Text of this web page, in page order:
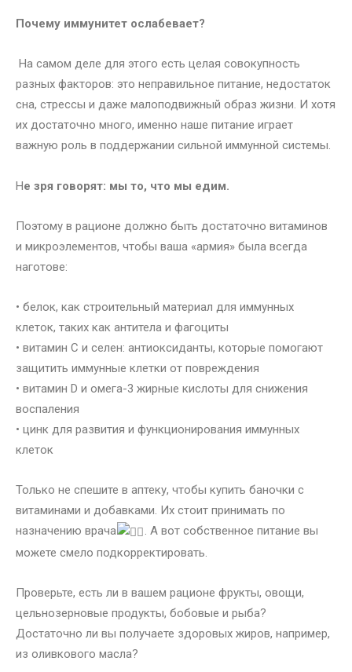
Почему иммунитет ослабевает?
На самом деле для этого есть целая совокупность
разных факторов: это неправильное питание, недостаток
сна, стрессы и даже малоподвижный образ жизни. И хотя
их достаточно много, именно наше питание играет
важную роль в поддержании сильной иммунной системы.
Не зря говорят: мы то, что мы едим.
Поэтому в рационе должно быть достаточно витаминов
и микроэлементов, чтобы ваша «армия» была всегда
наготове:
• белок, как строительный материал для иммунных
клеток, таких как антитела и фагоциты
• витамин C и селен: антиоксиданты, которые помогают
защитить иммунные клетки от повреждения
• витамин D и омега-3 жирные кислоты для снижения
воспаления
• цинк для развития и функционирования иммунных
клеток
Только не спешите в аптеку, чтобы купить баночки с
витаминами и добавками. Их стоит принимать по
назначению врача
. А вот собственное питание вы
можете смело подкорректировать.
Проверьте, есть ли в вашем рационе фрукты, овощи,
цельнозерновые продукты, бобовые и рыба?
Достаточно ли вы получаете здоровых жиров, например,
из оливкового масла?